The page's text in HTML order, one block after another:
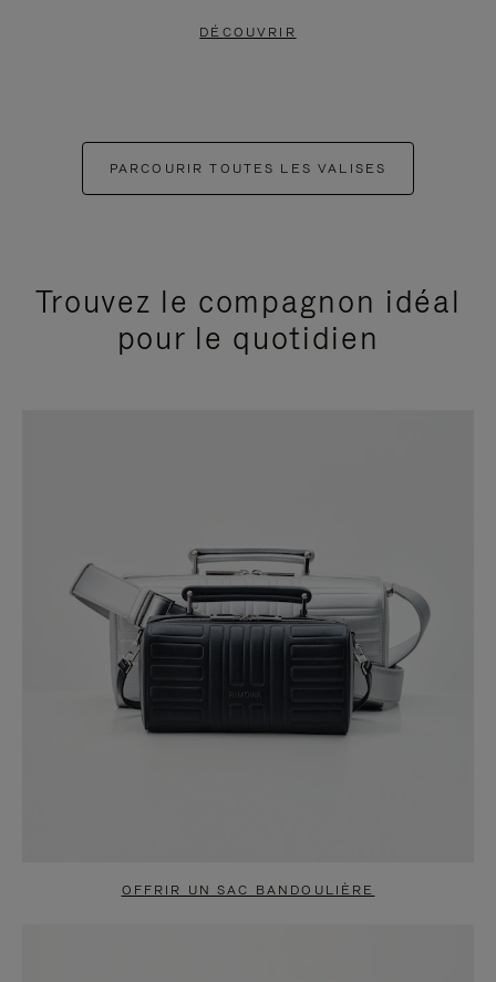
DÉCOUVRIR
PARCOURIR TOUTES LES VALISES
Trouvez le compagnon idéal
pour le quotidien
OFFRIR UN SAC BANDOULIÈRE